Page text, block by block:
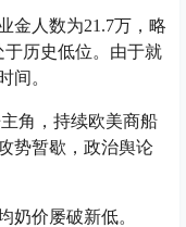
金人数为21.7万，略
于历史低位。由于就
间。
角，持续欧美商船
势暂歇，政治舆论
奶价屡破新低。